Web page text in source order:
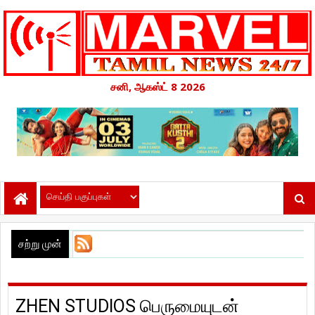
சனி, ஆகஸ்ட் 8 2026
சற்று முன்
ZHEN STUDIOS பெருமையுடன்